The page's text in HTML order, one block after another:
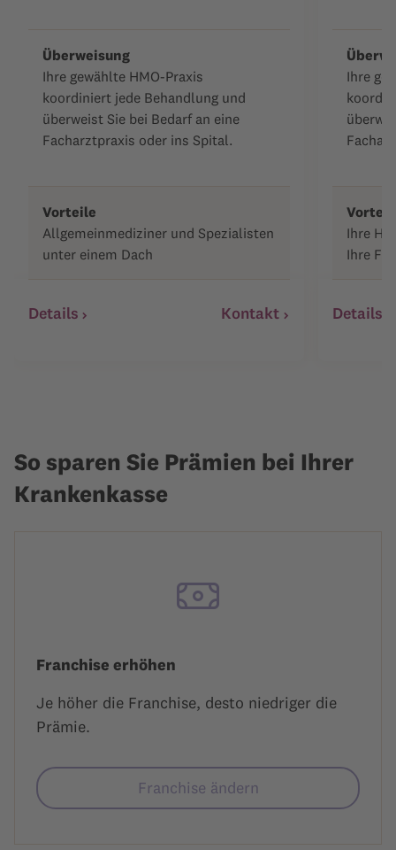
Überweisung
Ihre gewählte HMO-Praxis
koordiniert jede Behandlung und
überweist Sie bei Bedarf an eine
Facharztpraxis oder ins Spital.
Ihre
Vorteile
Allgemeinmediziner und Spezialisten
unter einem Dach
Ihre
Ihre
Details Kontakt Details
So sparen Sie Prämien bei Ihrer
Krankenkasse
Franchise erhöhen
Je höher die Franchise, desto niedriger die
Prämie.
Franchise ändern